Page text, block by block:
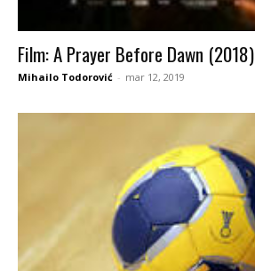
Film: A Prayer Before Dawn (2018)
Mihailo Todorović - mar 12, 2019